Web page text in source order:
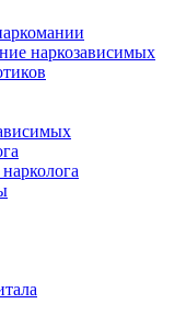
наркозависимых